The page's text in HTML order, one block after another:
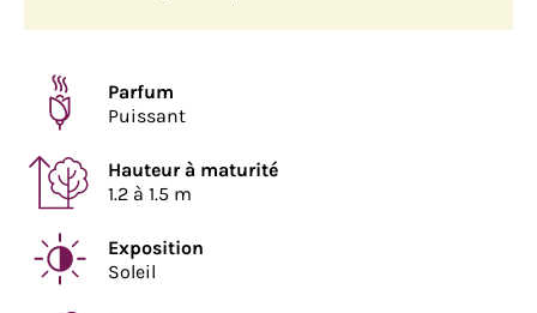
Parfum
Puissant
Hauteur à maturité
1.2 à 1.5 m
Exposition
Soleil